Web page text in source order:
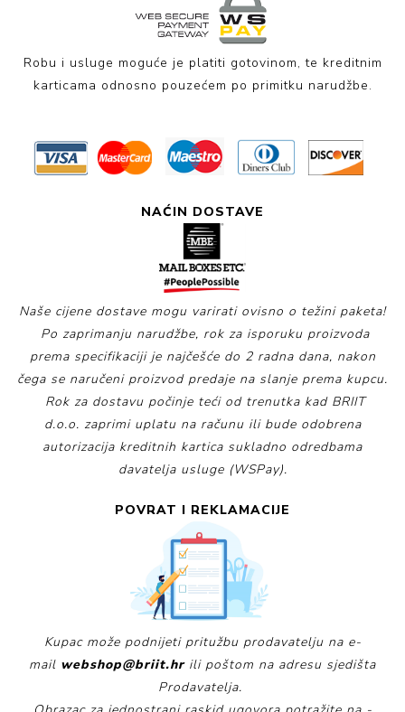
Robu i usluge moguće je platiti gotovinom, te kreditnim
karticama odnosno pouzećem po primitku narudžbe.
NAĆIN DOSTAVE
Naše cijene dostave mogu varirati ovisno o težini paketa!
Po zaprimanju narudžbe, rok za isporuku proizvoda
prema specifikaciji je najčešće do 2 radna dana, nakon
čega se naručeni proizvod predaje na slanje prema kupcu.
Rok za dostavu počinje teći od trenutka kad BRIIT
d.o.o. zaprimi uplatu na računu ili bude odobrena
autorizacija kreditnih kartica sukladno odredbama
davatelja usluge (WSPay).
POVRAT I REKLAMACIJE
Kupac može podnijeti pritužbu prodavatelju na e-
mail webshop@briit.hr ili poštom na adresu sjedišta
Prodavatelja.